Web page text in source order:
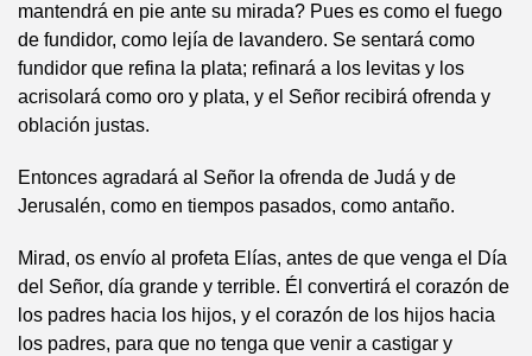
mantendrá en pie ante su mirada? Pues es como el fuego
de fundidor, como lejía de lavandero. Se sentará como
fundidor que refina la plata; refinará a los levitas y los
acrisolará como oro y plata, y el Señor recibirá ofrenda y
oblación justas.
Entonces agradará al Señor la ofrenda de Judá y de
Jerusalén, como en tiempos pasados, como antaño.
Mirad, os envío al profeta Elías, antes de que venga el Día
del Señor, día grande y terrible. Él convertirá el corazón de
los padres hacia los hijos, y el corazón de los hijos hacia
los padres, para que no tenga que venir a castigar y